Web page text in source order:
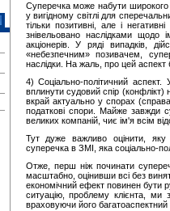
Суперечка може набути широкого
у вигідному світлі для
тільки позитивні, але і
знівельовано наслідками щодо
акціонерів. У ряді випадків,
«небезпечним» позивачем,
наслідки. На жаль, про цей аспект
4) Соціально-політичний
вплинути судовий спір
вкрай актуально у спорах
податкові спори. Майже завжди
великих компаній, чиє ім'я всім
Тут дуже важливо оцінити, яку
суперечка в ЗМІ, яка соціально-
Отже, перш ніж починати
масштабно, оцінивши всі без
економічний ефект повинен бути
ситуацію, проблему клієнта,
враховуючи його багатоаспектний